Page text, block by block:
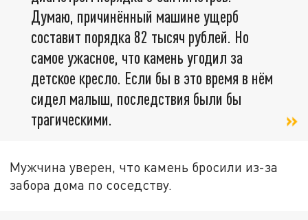
Думаю, причинённый машине ущерб
составит порядка 82 тысяч рублей. Но
самое ужасное, что камень угодил за
детское кресло. Если бы в это время в нём
сидел малыш, последствия были бы
трагическими.
Мужчина уверен, что камень бросили из-за
забора дома по соседству.